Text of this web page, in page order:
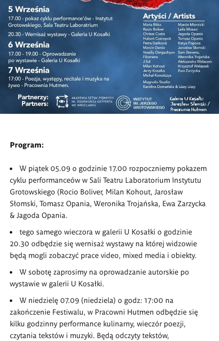
Program:
W piątek 05.09 o godzinie 17.00 rozpoczniemy pokazem
cyklu performanceów w Sali Teatru Laboratorium Instytutu
Grotowskiego (Rocio Boliver, Milan Kohout, Jarosław
Słomski, Tomasz Opania, Weronika Trojańska, Ewa Zarzycka
& Jagoda Opania.
tego samego wieczora w galerii U Kosałki o godzinie
20.30 odbędzie się wernisaż wystawy na której widzowie
będą mogli zobaczyć prace video, mixed media i obiekty.
W sobotę zaprosimy na oprowadzanie autorskie po
wystawie w galerii U Kosałki.
W niedzielę 07.09 (niedziela) o godz: 17:00 na
zakończenie Festiwalu, w Pracowni Hutmen odbędzie się
kilku godzinny performance kulinarny, wieczór poezji,
czytania tekstów i muzyki. Będą odczyty tekstów,